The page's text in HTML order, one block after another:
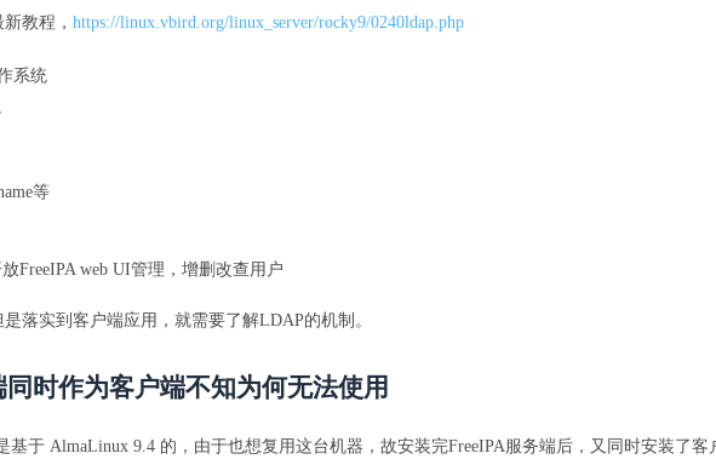
教程， https://linux.vbird.org/linux_server/rocky9/0240ldap.php
系统
等
FreeIPA web UI管理，增删改查用户
落实到客户端应用，就需要了解LDAP的机制。
时作为客户端不知为何无法使用
基于 AlmaLinux 9.4 的，由于也想复用这台机器，故安装完FreeIPA服务端后，又同时安装了客